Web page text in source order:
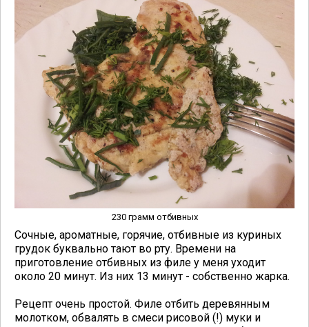
230 грамм отбивных
Сочные, ароматные, горячие, отбивные из куриных
грудок буквально тают во рту. Времени на
приготовление отбивных из филе у меня уходит
около 20 минут. Из них 13 минут - собственно жарка.
Рецепт очень простой. Филе отбить деревянным
молотком, обвалять в смеси рисовой (!) муки и